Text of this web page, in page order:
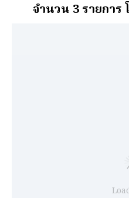
จํานวน 3 รายการ